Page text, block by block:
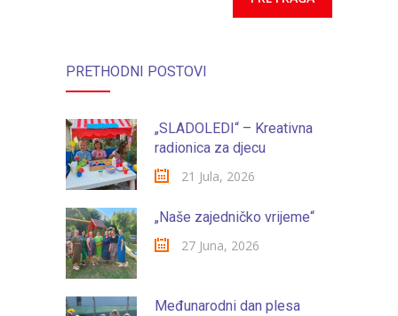
-- Konkursi
-- Edukacije za roditelje
-- Edukacije zaposlenika
Za roditelje
-- Jelovnik za djecu
-- Obrasci i zahtjevi
PRETHODNI POSTOVI
„SLADOLEDI“ – Kreativna
radionica za djecu
21 Jula, 2026
„Naše zajedničko vrijeme“
27 Juna, 2026
Međunarodni dan plesa